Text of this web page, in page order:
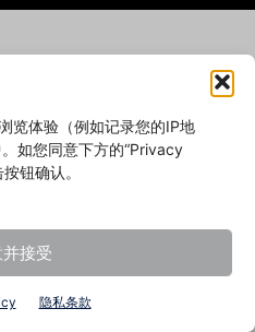
览体验（例如记录您的IP地
如您同意下方的“Privacy
钮确认。
接受
隐私条款